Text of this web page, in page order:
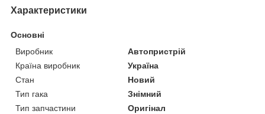
Характеристики
Основні
Виробник
Автопристрій
Країна виробник
Україна
Стан
Новий
Тип гака
Знімний
Тип запчастини
Оригінал